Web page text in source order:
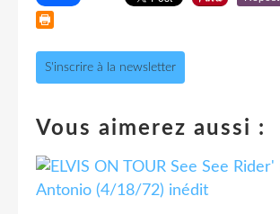
S'inscrire à la newsletter
Vous aimerez aussi :